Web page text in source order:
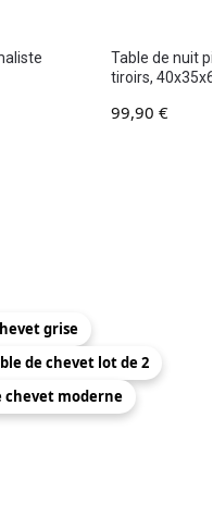
Table de nuit
tiroirs,
99,90 €
grise
de chevet lot de 2
chevet moderne